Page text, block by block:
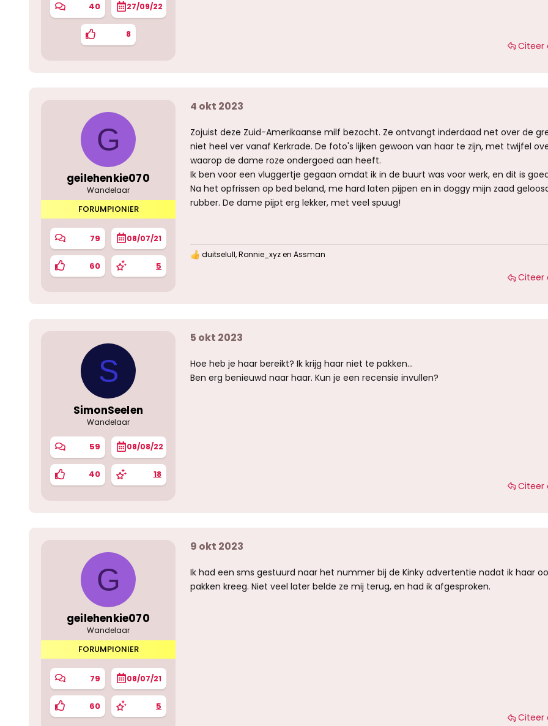
40 27/09/22
8
Citeer
G
geilehenkie070
Wandelaar
FORUMPIONIER
79 08/07/21
60 5
4 okt 2023
Zojuist deze Zuid-Amerikaanse milf bezocht. Ze ontvangt inderdaad net over de
niet heel ver vanaf Kerkrade. De foto's lijken gewoon van haar te zijn, met twijfel
waarop de dame roze ondergoed aan heeft.
Ik ben voor een vluggertje gegaan omdat ik in de buurt was voor werk, en dit is
Na het opfrissen op bed beland, me hard laten pijpen en in doggy mijn zaad
rubber. De dame pijpt erg lekker, met veel spuug!
W
n
n
:
duitselull,Ronnie_xyzen Assman
Citeer
S
SimonSeelen
Wandelaar
59 08/08/22
40 18
5 okt 2023
Hoe heb je haar bereikt? Ik krijg haar niet te pakken...
Ben erg benieuwd naar haar. Kun je een recensie invullen?
Citeer
G
geilehenkie070
Wandelaar
FORUMPIONIER
79 08/07/21
60 5
9 okt 2023
Ik had een sms gestuurd naar het nummer bij de Kinky advertentie nadat ik haar
pakken kreeg. Niet veel later belde ze mij terug, en had ik afgesproken.
Citeer